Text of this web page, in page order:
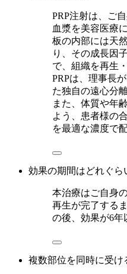
PRP注射は、ご
血漿を美容医療
板の内部には天
り、その成長因
で、組織を再生
PRPは、理事長
た独自の遠心分
また、体質や年
よう、患者様の
を最適な濃度で
効果の期間はどれぐら
本治療はご自身
再生が完了する
の後、効果が6年
複数部位を同時に受け